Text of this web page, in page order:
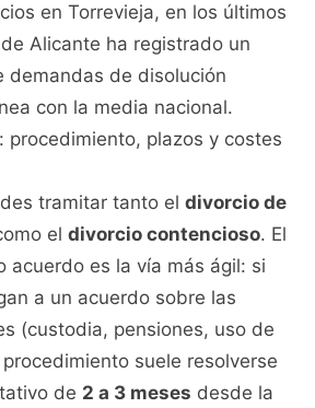
en Torrevieja, en los últimos
Alicante ha registrado un
demandas de disolución
con la media nacional.
procedimiento, plazos y costes
tramitar tanto eldivorcio de
eldivorcio contencioso. El
acuerdo es la vía más ágil: si
a un acuerdo sobre las
(custodia, pensiones, uso de
suele resolverse
de 2 a 3 meses desde la